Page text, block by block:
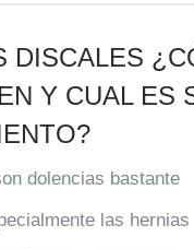
DISCALES
Y CUAL ES
dolencias bastante
las hernias